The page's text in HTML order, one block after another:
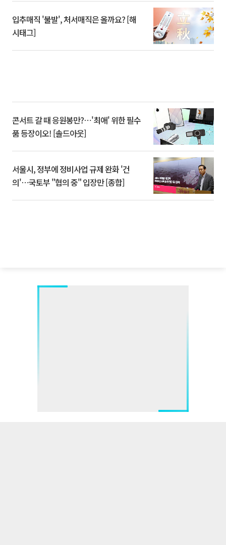
입추매직 '불발', 처서매직은 올까요? [해
시태그]
콘서트 갈 때 응원봉만?⋯'최애' 위한 필수
품 등장이오! [솔드아웃]
서울시, 정부에 정비사업 규제 완화 '건
의'⋯국토부 "협의 중" 입장만 [종합]